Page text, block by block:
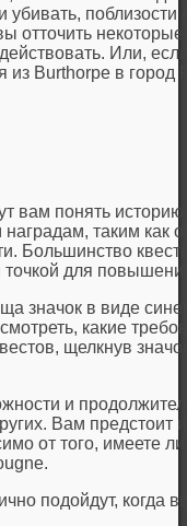
поблизости
отточить
Или,
из Burthorpe в город
вам понять
таким как
Большинство
точкой для
значок в виде
какие
щелкнув
и
Вам предстоит
от того, имеете
подойдут, когда